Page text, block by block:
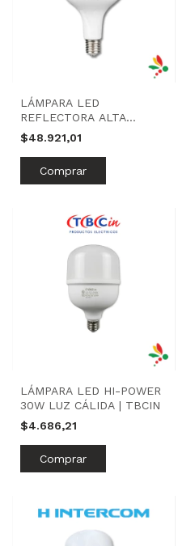
LÁMPARA LED
REFLECTORA ALTA
POTENCIA 80W LUZ FRÍA
| TBCIN
$48.921,01
LÁMPARA LED HI-POWER
30W LUZ CÁLIDA | TBCIN
$4.686,21